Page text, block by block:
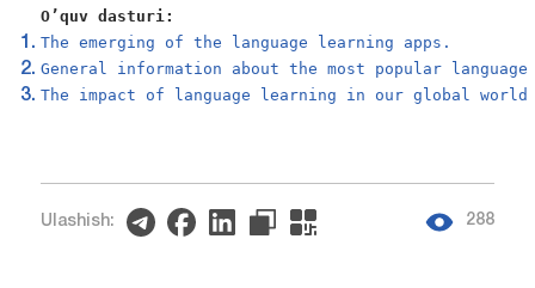
O’quv dasturi:
The emerging of the language learning apps.
General information about the most popular
The impact of language learning in our global world
Ulashish: 288